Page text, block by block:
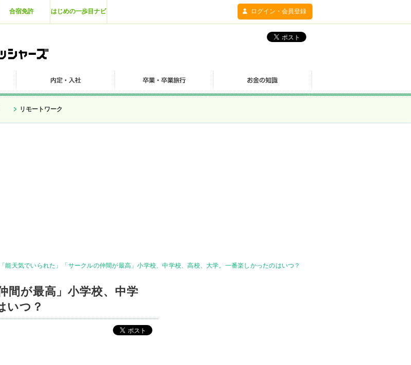
合宿免許 はじめの一歩目ナビ ログイン・会員登録
リモートワーク
「能天気でいられた」「サークルの仲間が最高」小学校、中学校、高校、大学。一番楽しかったのはいつ？
間が最高」小学校、中学
いつ？